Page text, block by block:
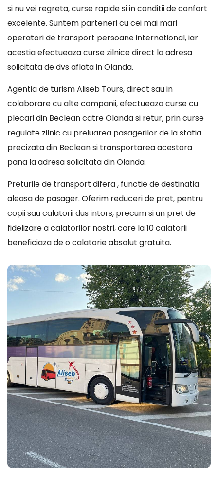
si nu vei regreta, curse rapide si in conditii de confort
excelente. Suntem parteneri cu cei mai mari
operatori de transport persoane international, iar
acestia efectueaza curse zilnice direct la adresa
solicitata de dvs aflata in Olanda.
Agentia de turism Aliseb Tours, direct sau in
colaborare cu alte companii, efectueaza curse cu
plecari din Beclean catre Olanda si retur, prin curse
regulate zilnic cu preluarea pasagerilor de la statia
precizata din Beclean si transportarea acestora
pana la adresa solicitata din Olanda.
Preturile de transport difera , functie de destinatia
aleasa de pasager. Oferim reduceri de pret, pentru
copii sau calatorii dus intors, precum si un pret de
fidelizare a calatorilor nostri, care la 10 calatorii
beneficiaza de o calatorie absolut gratuita.